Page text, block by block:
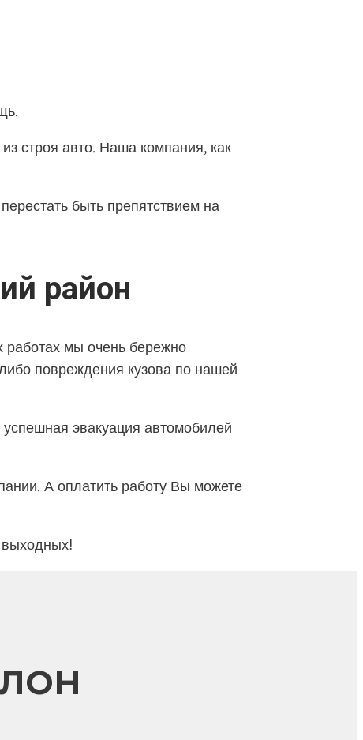
строя авто. Наша компания, как
быть препятствием на
район
работах мы очень бережно
повреждения кузова по нашей
эвакуация автомобилей
А оплатить работу Вы можете
выходных!